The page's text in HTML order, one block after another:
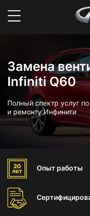
Замена
Infiniti Q60
Полный спектр услуг
и ремонту Инфинити
Опыт работы